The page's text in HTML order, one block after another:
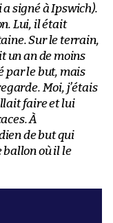
signé à Ipswich).
Lui, il était
Sur le terrain,
un an de moins
par le but, mais
Moi, j’étais
faire et lui
À
de but qui
ballon où il le